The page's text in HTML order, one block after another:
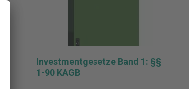
Investmentgesetze Band 1: §§
1-90 KAGB